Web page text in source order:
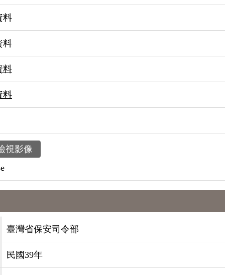
料
料
料
料
視影像
臺灣省保安司令部
民國39年